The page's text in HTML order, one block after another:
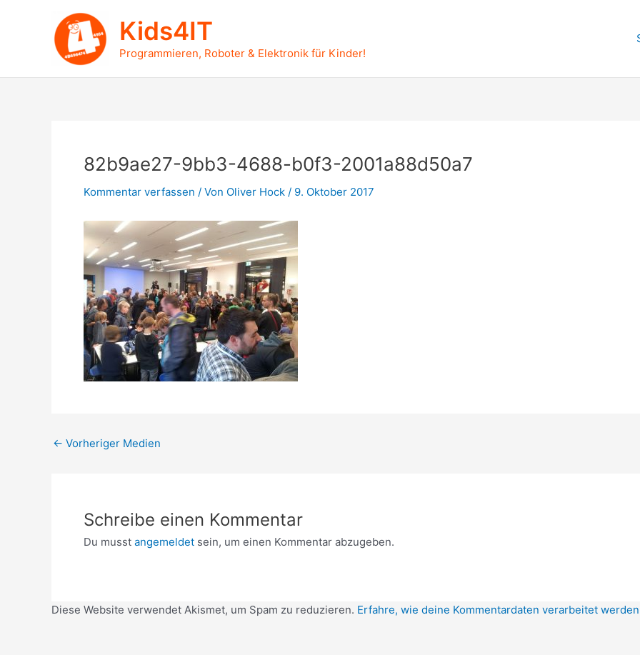
Kids4IT
Programmieren, Roboter & Elektronik für Kinder!
82b9ae27-9bb3-4688-b0f3-2001a88d50a7
Kommentar verfassen / Von Oliver Hock / 9. Oktober 2017
← Vorheriger Medien
Schreibe einen Kommentar
Du musst angemeldet sein, um einen Kommentar abzugeben.
Diese Website verwendet Akismet, um Spam zu reduzieren. Erfahre, wie deine Kommentardaten verarbeitet